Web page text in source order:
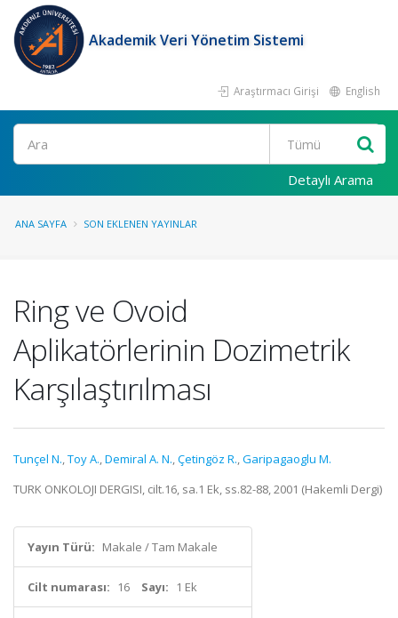
Akademik Veri Yönetim Sistemi
Araştırmacı Girişi English
Ara
Detaylı Arama
ANA SAYFA SON EKLENEN YAYINLAR
Ring ve Ovoid
Aplikatörlerinin Dozimetrik
Karşılaştırılması
Tunçel N.,Toy A.,Demiral A. N.,Çetingöz R.,Garipagaoglu M.
TURK ONKOLOJI DERGISI, cilt.16, sa.1 Ek, ss.82-88, 2001 (Hakemli Dergi)
Yayın Türü: Makale / Tam Makale
Cilt numarası: 16 Sayı: 1 Ek